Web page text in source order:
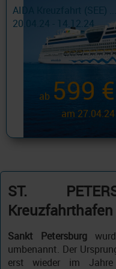
AIDA Kreuzfahrt (SEE) ...
20.04.24 - 14.12.24
ab 599 €
am 27.04.24
ST.
Sankt Petersburg
umbenannt. Der
erst wieder im